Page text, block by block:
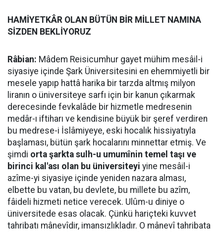
HAMİYETKÂR OLAN BÜTÜN BİR MİLLET NAMINA
SİZDEN BEKLİYORUZ
Râbian: Mâdem Reisicumhur gayet mühim mesâil-i
siyasiye içinde Şark Üniversitesini en ehemmiyetli bir
mesele yapıp hattâ harika bir tarzda altmış milyon
liranın o üniversiteye sarfı için bir kanun çıkarmak
derecesinde fevkalâde bir hizmetle medresenin
medâr-ı iftiharı ve kendisine büyük bir şeref verdiren
bu medrese-i İslâmiyeye, eski hocalık hissiyatıyla
başlaması, bütün şark hocalarını minnettar etmiş. Ve
şimdi orta şarkta sulh-u umumînin temel taşı ve
birinci kal'ası olan bu üniversiteyi yine mesâil-i
azîme-yi siyasiye içinde yeniden nazara alması,
elbette bu vatan, bu devlete, bu millete bu azîm,
fâideli hizmeti netice verecek. Ulûm-u diniye o
üniversitede esas olacak. Çünkü hariçteki kuvvet
tahribatı mânevîdir, imansızlıkladır. O mânevî tahribata